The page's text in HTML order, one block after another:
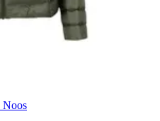
Noos